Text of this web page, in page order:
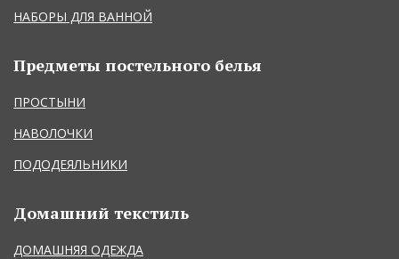
НАБОРЫ ДЛЯ ВАННОЙ
Предметы постельного белья
ПРОСТЫНИ
НАВОЛОЧКИ
ПОДОДЕЯЛЬНИКИ
Домашний текстиль
ДОМАШНЯЯ ОДЕЖДА